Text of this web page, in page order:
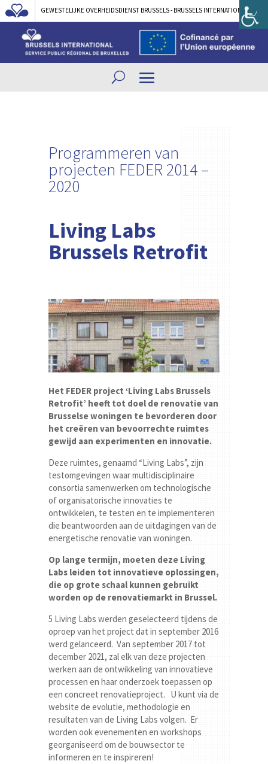
GEWESTELIJKE OVERHEIDSDIENST BRUSSELS - BRUSSELS INTERNATIONAL
Programmeren van
projecten FEDER 2014 –
2020
Living Labs
Brussels Retrofit
Het FEDER project ‘Living Labs Brussels
Retrofit’ heeft tot doel de renovatie van
Brusselse woningen te bevorderen door
het creëren van bevoorrechte ruimtes
gewijd aan experimenten en innovatie.
Deze ruimtes, genaamd “Living Labs”, zijn
testomgevingen waar multidisciplinaire
consortia samenwerken om technologische
of organisatorische innovaties te
ontwikkelen, te testen en te implementeren
die beantwoorden aan de uitdagingen van de
energetische renovatie van woningen.
Op lange termijn, moeten deze Living
Labs leiden tot innovatieve oplossingen,
die op grote schaal kunnen gebruikt
worden op de renovatiemarkt in Brussel.
5 Living Labs werden geselecteerd tijdens de
oproep van het project dat in september 2016
werd gelanceerd. Van september 2017 tot
december 2021, zal elk van deze projecten
werken aan de ontwikkeling van innovatieve
processen en haar onderzoek toepassen op
een concreet renovatieproject. U kunt via de
website de evolutie, methodologie en
resultaten van de Living Labs volgen. Er
worden ook evenementen en workshops
georganiseerd om de bouwsector te
informeren en te inspireren!